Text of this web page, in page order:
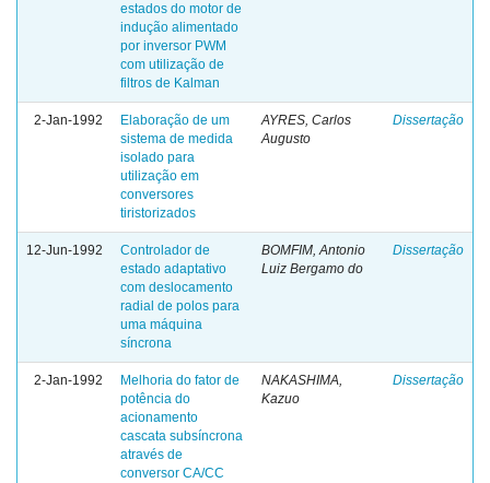
estados do motor de
indução alimentado
por inversor PWM
com utilização de
filtros de Kalman
2-Jan-1992
Elaboração de um
sistema de medida
isolado para
utilização em
conversores
tiristorizados
AYRES, Carlos
Augusto
Dissertação
12-Jun-1992
Controlador de
estado adaptativo
com deslocamento
radial de polos para
uma máquina
síncrona
BOMFIM, Antonio
Luiz Bergamo do
Dissertação
2-Jan-1992
Melhoria do fator de
potência do
acionamento
cascata subsíncrona
através de
conversor CA/CC
NAKASHIMA,
Kazuo
Dissertação